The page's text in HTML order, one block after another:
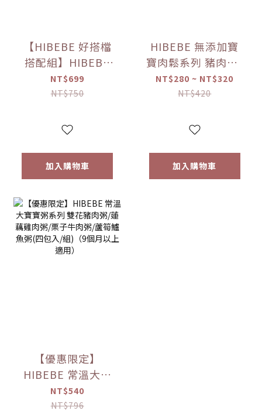
【HIBEBE 好搭檔
搭配組】HIBEBE
常溫大寶寶粥
*1+HIBEBE 無添加
限定】
NT$699
NT$750
加入購物車
HIBEBE 無添加寶
寶肉鬆系列 豬肉鬆/
雞肉鬆/旗魚鬆(2包
入/組)（10個月以
定】
NT$280 ~ NT$320
NT$420
加入購物車
【優惠限定】
HIBEBE 常溫大寶
寶粥系列 雙花豬肉
粥/蓮藕雞肉粥/栗子
NT$540
NT$796